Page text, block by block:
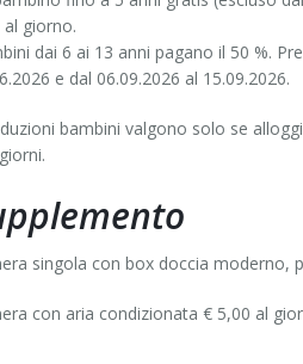
al giorno.
dai 6 ai 13 anni pagano il 50 %.
e dal 06.09.2026 al 15.09.2026.
bambini valgono solo se
singola con box doccia moderno,
con aria condizionata € 5,00 al